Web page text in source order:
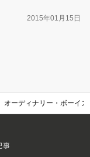
2015年01月15日
オーディナリー・ボーイ
事